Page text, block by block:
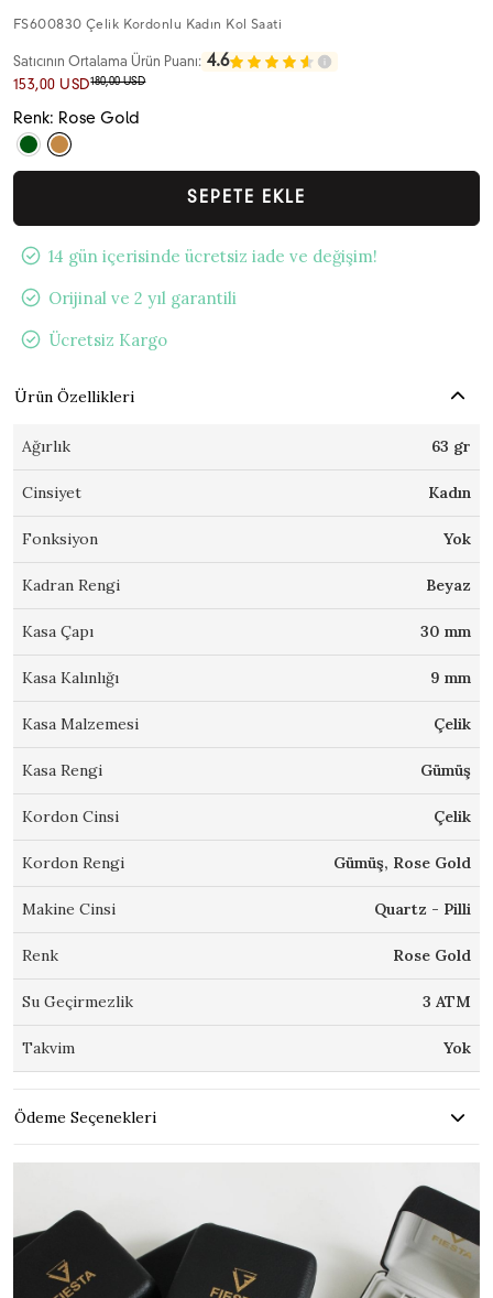
FS600830 Çelik Kordonlu Kadın Kol Saati
Satıcının Ortalama Ürün Puanı: 4.6
153,00 USD180,00 USD
Renk: Rose Gold
SEPETE EKLE
14 gün içerisinde ücretsiz iade ve değişim!
Orijinal ve 2 yıl garantili
Ücretsiz Kargo
Ürün Özellikleri
Ağırlık 63 gr
Cinsiyet Kadın
Fonksiyon Yok
Kadran Rengi Beyaz
Kasa Çapı 30 mm
Kasa Kalınlığı 9 mm
Kasa Malzemesi Çelik
Kasa Rengi Gümüş
Kordon Cinsi Çelik
Kordon Rengi Gümüş, Rose Gold
Makine Cinsi Quartz - Pilli
Renk Rose Gold
Su Geçirmezlik 3 ATM
Takvim Yok
Ödeme Seçenekleri